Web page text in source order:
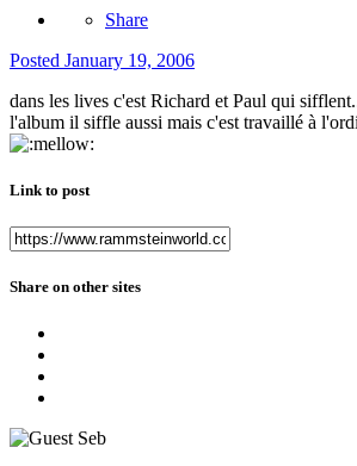
Share
Posted January 19, 2006
dans les lives c'est Richard et Paul qui
l'album il siffle aussi mais c'est travaillé à
Link to post
Share on other sites